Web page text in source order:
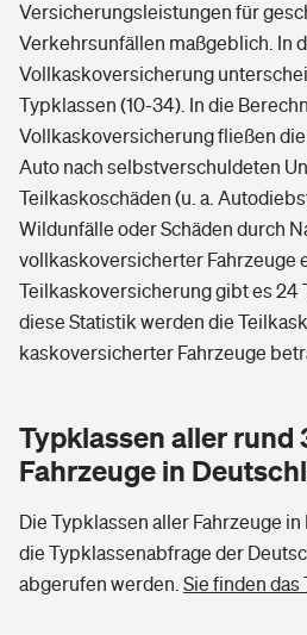
Versicherungsleistungen für
Verkehrsunfällen maßgeblich. In
Vollkaskoversicherung
Typklassen (10-34). In die
Vollkaskoversicherung fließen
Auto nach selbstverschuldeten
Teilkaskoschäden (u. a.
Wildunfälle oder Schäden durch
vollkaskoversicherter Fahrzeuge
Teilkaskoversicherung gibt es 24
diese Statistik werden die
kaskoversicherter Fahrzeuge
Typklassen aller rund
Fahrzeuge in
Die Typklassen aller Fahrzeuge
die Typklassenabfrage der
abgerufen werden. Sie finden das